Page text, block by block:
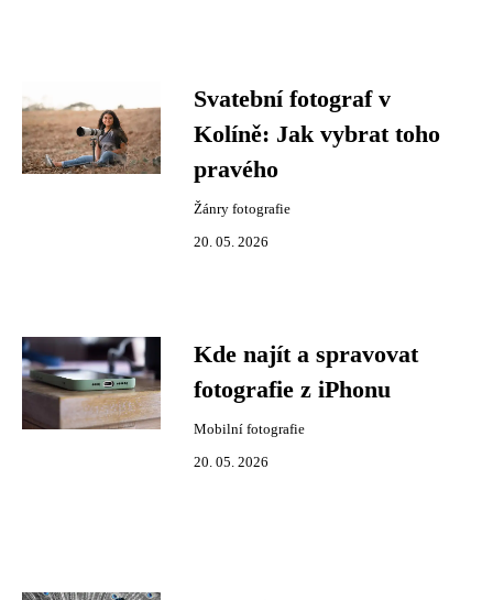
Svatební fotograf v
Kolíně: Jak vybrat toho
pravého
Žánry fotografie
20. 05. 2026
Kde najít a spravovat
fotografie z iPhonu
Mobilní fotografie
20. 05. 2026